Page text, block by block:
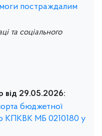
постраждалим
та соціального
від 29.05.2026:
бюджетної
КПКВК МБ 0210180 у